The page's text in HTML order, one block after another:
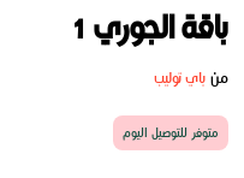
باقة الجوري 1
منباي توليب
متوفر للتوصيل اليوم